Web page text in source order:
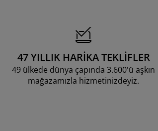
47 YILLIK HARİKA TEKLİFLER
49 ülkede dünya çapında 3.600'ü aşkın
mağazamızla hizmetinizdeyiz.